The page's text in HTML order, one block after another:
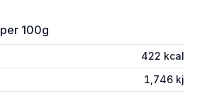
for 'Høvding Sverre Lagret 6-12 Mnd'
per 100g
422 kcal
1,746 kj